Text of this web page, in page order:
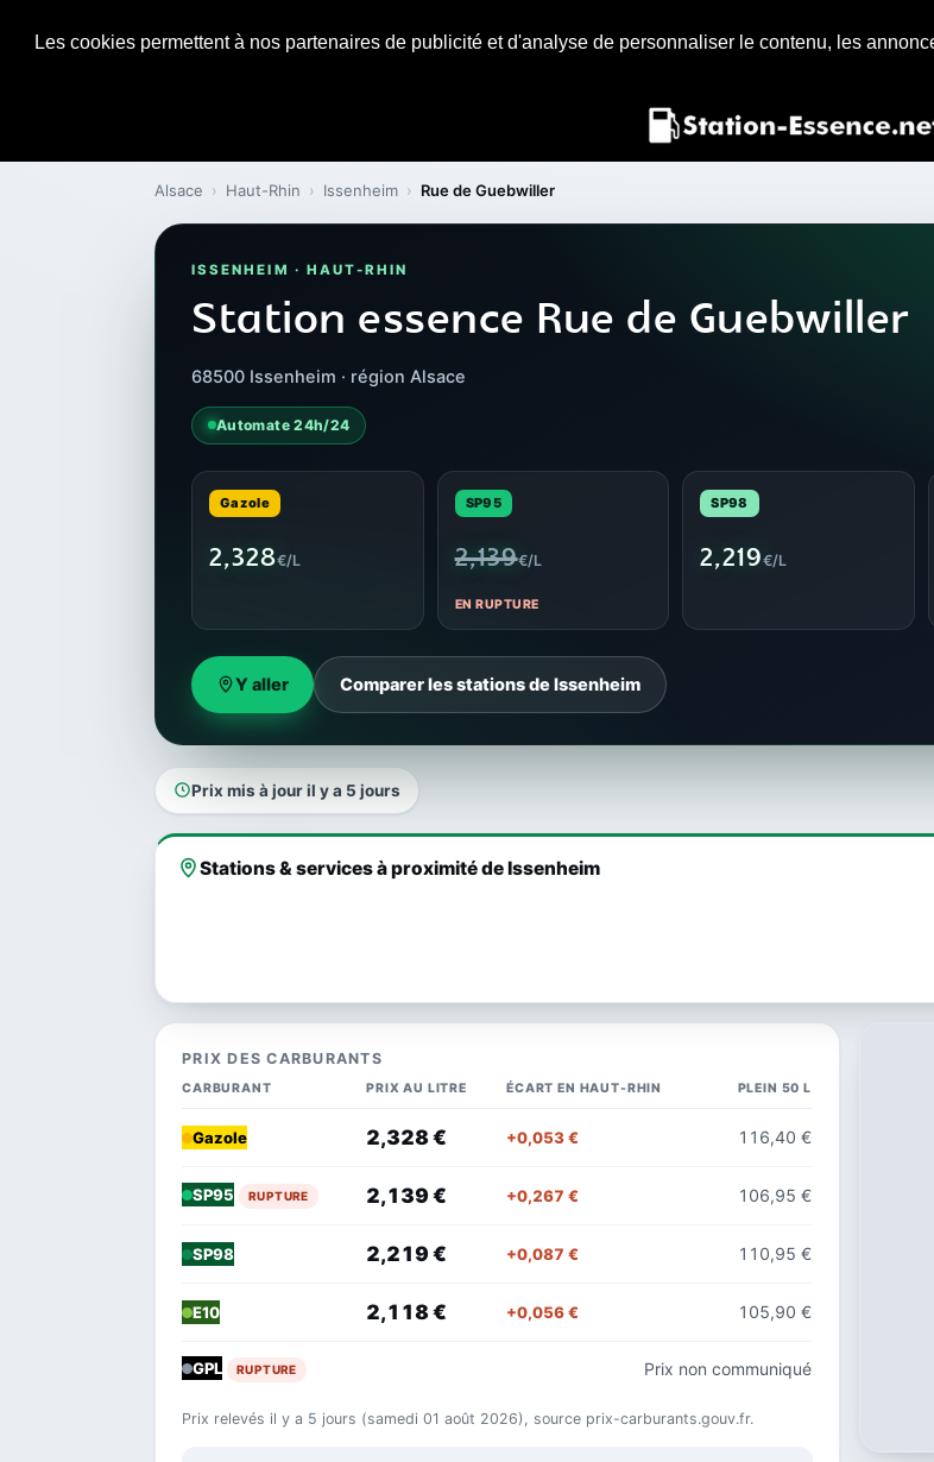
Les cookies permettent à nos partenaires de publicité et d'analyse de personnaliser le contenu, les
Alsace › Haut-Rhin › Issenheim › Rue de Guebwiller
ISSENHEIM · HAUT-RHIN
Station essence Rue de Guebwiller
68500 Issenheim · région Alsace
Automate 24h/24
Gazole
2,328€/L
SP95
2,139€/L
EN RUPTURE
SP98
2,219€/L
Y aller Comparer les stations de Issenheim
Prix mis à jour il y a 5 jours
Stations & services à proximité de Issenheim
PRIX DES CARBURANTS
CARBURANT PRIX AU LITRE ÉCART EN HAUT-RHIN PLEIN 50 L
Gazole 2,328 € +0,053 € 116,40 €
SP95 RUPTURE 2,139 € +0,267 € 106,95 €
SP98 2,219 € +0,087 € 110,95 €
E10 2,118 € +0,056 € 105,90 €
GPL RUPTURE Prix non communiqué
Prix relevés il y a 5 jours (samedi 01 août 2026), source prix-carburants.gouv.fr.